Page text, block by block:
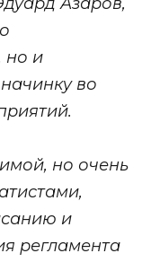
Азаров,
но и
во
но очень
и
регламента